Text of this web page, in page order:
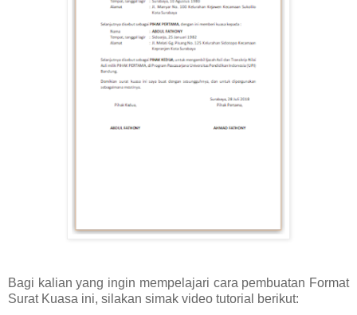
Bagi kalian yang ingin mempelajari cara pembuatan Format
Surat Kuasa ini, silakan simak video tutorial berikut: